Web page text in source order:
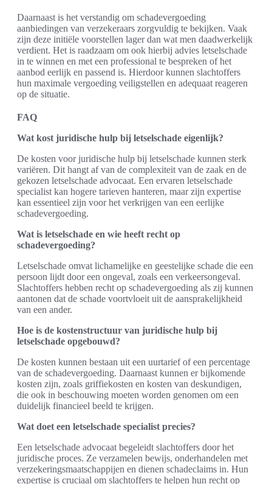
Daarnaast is het verstandig om schadevergoeding
aanbiedingen van verzekeraars zorgvuldig te bekijken. Vaak
zijn deze initiële voorstellen lager dan wat men daadwerkelijk
verdient. Het is raadzaam om ook hierbij advies letselschade
in te winnen en met een professional te bespreken of het
aanbod eerlijk en passend is. Hierdoor kunnen slachtoffers
hun maximale vergoeding veiligstellen en adequaat reageren
op de situatie.
FAQ
Wat kost juridische hulp bij letselschade eigenlijk?
De kosten voor juridische hulp bij letselschade kunnen sterk
variëren. Dit hangt af van de complexiteit van de zaak en de
gekozen letselschade advocaat. Een ervaren letselschade
specialist kan hogere tarieven hanteren, maar zijn expertise
kan essentieel zijn voor het verkrijgen van een eerlijke
schadevergoeding.
Wat is letselschade en wie heeft recht op
schadevergoeding?
Letselschade omvat lichamelijke en geestelijke schade die een
persoon lijdt door een ongeval, zoals een verkeersongeval.
Slachtoffers hebben recht op schadevergoeding als zij kunnen
aantonen dat de schade voortvloeit uit de aansprakelijkheid
van een ander.
Hoe is de kostenstructuur van juridische hulp bij
letselschade opgebouwd?
De kosten kunnen bestaan uit een uurtarief of een percentage
van de schadevergoeding. Daarnaast kunnen er bijkomende
kosten zijn, zoals griffiekosten en kosten van deskundigen,
die ook in beschouwing moeten worden genomen om een
duidelijk financieel beeld te krijgen.
Wat doet een letselschade specialist precies?
Een letselschade advocaat begeleidt slachtoffers door het
juridische proces. Ze verzamelen bewijs, onderhandelen met
verzekeringsmaatschappijen en dienen schadeclaims in. Hun
expertise is cruciaal om slachtoffers te helpen hun recht op